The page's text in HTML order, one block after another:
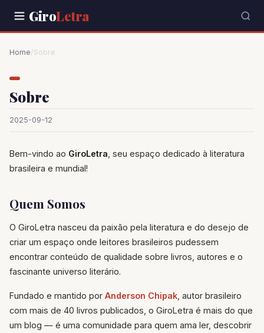
GiroLetra
Home/Sobre
Sobre
2025-09-12
Bem-vindo ao GiroLetra , seu espaço dedicado à literatura
brasileira e mundial!
Quem Somos
O GiroLetra nasceu da paixão pela literatura e do desejo de
criar um espaço onde leitores brasileiros pudessem
encontrar conteúdo de qualidade sobre livros, autores e o
fascinante universo literário.
Fundado e mantido por Anderson Chipak , autor brasileiro
com mais de 40 livros publicados, o GiroLetra é mais do que
um blog — é uma comunidade para quem ama ler, descobrir